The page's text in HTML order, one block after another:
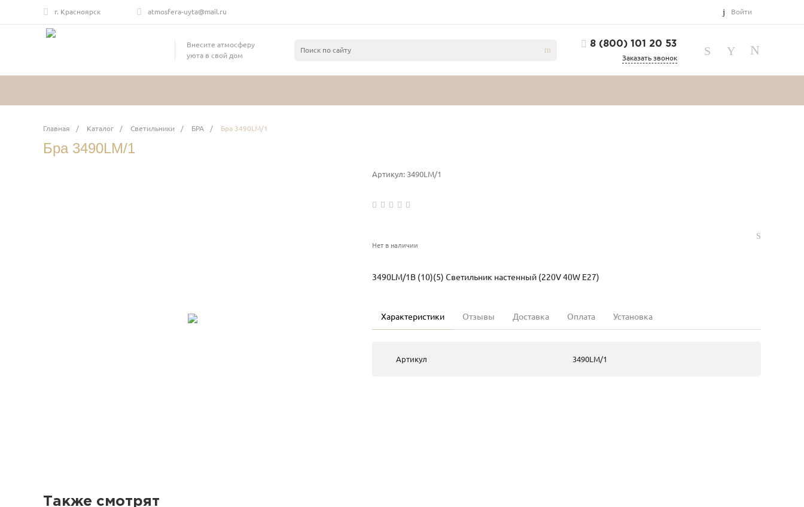
г. Красноярск atmosfera-uyta@mail.ru Войти
Внесите атмосферу
уюта в свой дом
8 (800) 101 20 53
Заказать звонок
Главная / Каталог / Светильники / БРА / Бра 3490LM/1
Бра 3490LM/1
Артикул: 3490LM/1
Нет в наличии
3490LM/1B (10)(5) Светильник настенный (220V 40W E27)
Характеристики Отзывы Доставка Оплата Установка
Артикул 3490LM/1
Также смотрят